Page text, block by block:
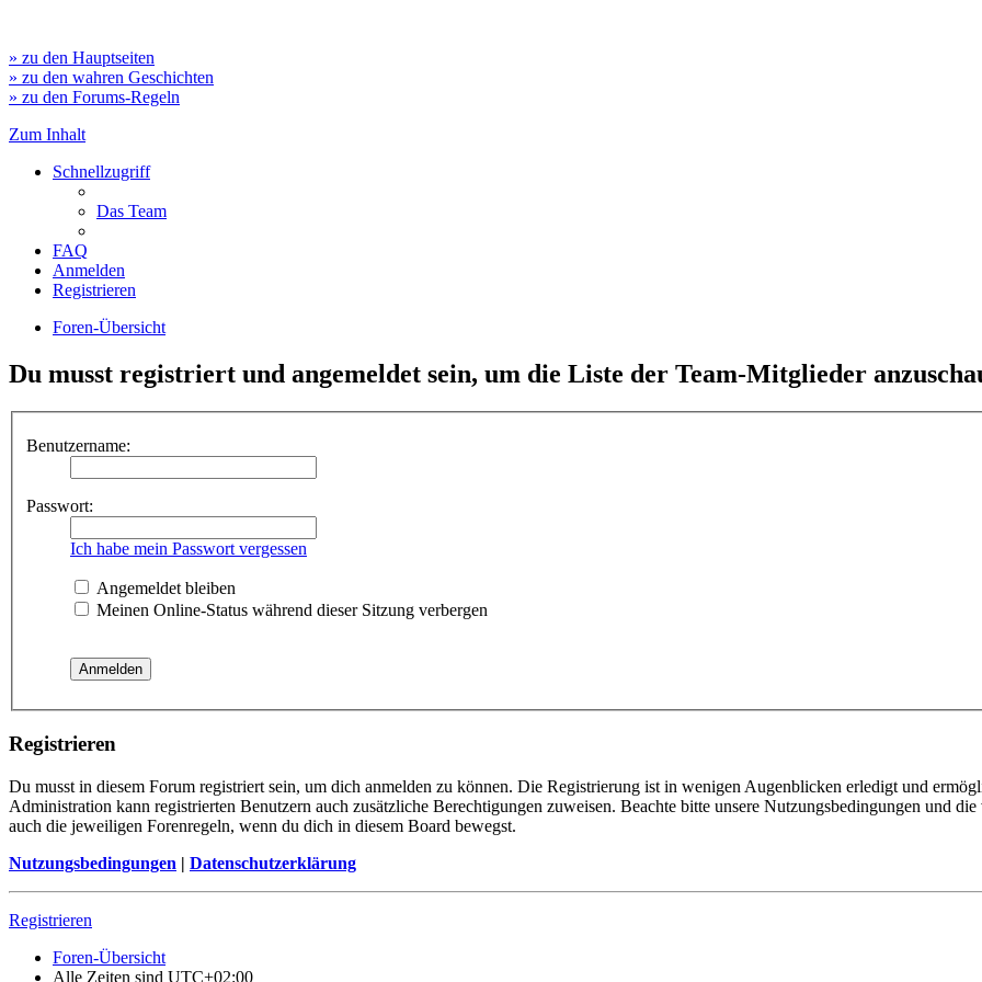
» zu den Hauptseiten
» zu den wahren Geschichten
» zu den Forums-Regeln
Zum Inhalt
Schnellzugriff
Das Team
FAQ
Anmelden
Registrieren
Foren-Übersicht
Du musst registriert und angemeldet sein, um die Liste der Team-Mitglieder
Benutzername:
Passwort:
Ich habe mein Passwort vergessen
Angemeldet bleiben
Meinen Online-Status während dieser Sitzung verbergen
Registrieren
Du musst in diesem Forum registriert sein, um dich anmelden zu können. Die Registrierung ist in wenigen Augenblicken erledigt und
Administration kann registrierten Benutzern auch zusätzliche Berechtigungen zuweisen. Beachte bitte unsere Nutzungsbedingungen und
auch die jeweiligen Forenregeln, wenn du dich in diesem Board bewegst.
Nutzungsbedingungen | Datenschutzerklärung
Registrieren
Foren-Übersicht
Alle Zeiten sind UTC+02:00